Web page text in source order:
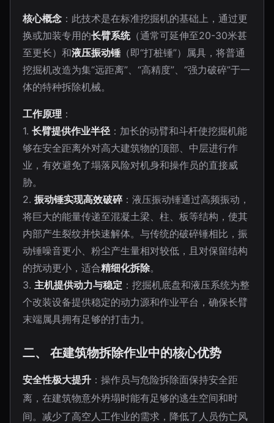
核心概念 ：此技术是在标准挖掘机的基础上，通过更
换或加装专用的长臂系统（通常可延伸至20-30米甚
至更长）和液压振动锤（即“打桩锤”）属具，将普通
挖掘机改造为集“远距离”、“高精度”、“强力破碎”于一
体的特种拆除机械。
工作原理 ：
1. 长臂提供作业半径：加长的动臂和斗杆使挖掘机能
够在安全距离外对高大建筑物的顶部、中层进行作
业，有效避免了塌落风险对机身和操作员的直接威
胁。
2. 振动锤实现高效破碎：液压振动锤通过高频振动，
将巨大的能量传递至混凝土梁、柱、板等结构，使其
内部产生裂纹并快速解体。与传统的破碎锤相比，振
动锤噪音更小、粉尘产生量相对较低，且对保留结构
的扰动更小，适合精细化拆除。
3. 主机提供动力与稳定 ：挖掘机底盘和液压系统为整
个改装设备提供稳定的动力源和作业平台，确保长臂
末端属具拥有足够的打击力。
二、 在建筑物拆除作业中的核心优势
安全性极大提升 ：操作员与危险拆除面保持安全距
离，在建筑物意外坍塌时能有足够的逃生空间和时
间。减少了高空人工作业的需求，降低了人员伤亡风